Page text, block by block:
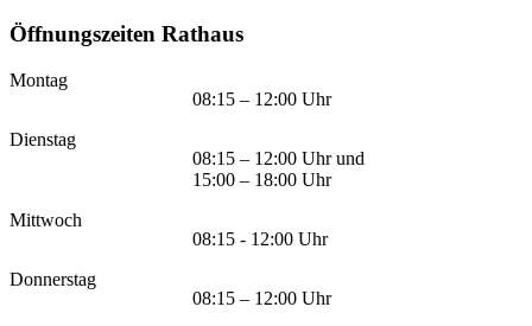
Öffnungszeiten Rathaus
Montag
08:15 – 12:00 Uhr
Dienstag
08:15 – 12:00 Uhr und
15:00 – 18:00 Uhr
Mittwoch
08:15 - 12:00 Uhr
Donnerstag
08:15 – 12:00 Uhr